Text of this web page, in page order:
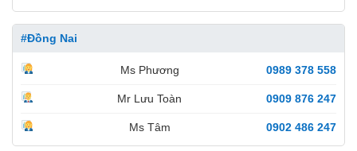
#Đồng Nai
Ms Phương 0989 378 558
Mr Lưu Toàn 0909 876 247
Ms Tâm 0902 486 247